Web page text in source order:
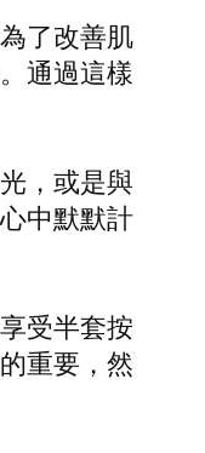
了改善肌
通過這樣
，或是與
中默默計
受半套按
重要，然